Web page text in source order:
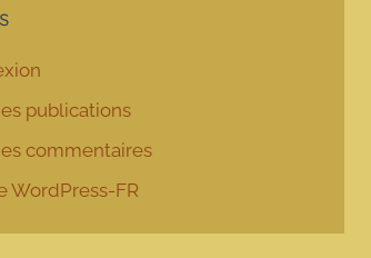
publications
commentaires
WordPress-FR